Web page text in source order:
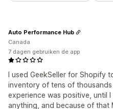
I used GeekSeller for Shopify
inventory of tens of
experience was positive, until
anything, and because of that
Auto Performance Hub
Canada
7 dagen gebruiken de app